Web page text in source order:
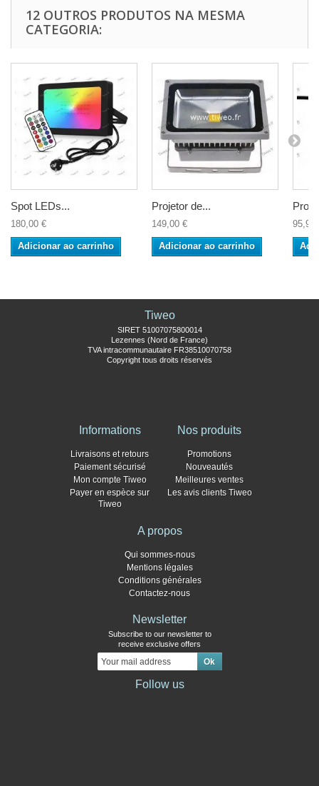
12 OUTROS PRODUTOS NA MESMA
CATEGORIA:
Spot LEDs...
180,00 €
Adicionar ao carrinho
Projetor de...
149,00 €
Adicionar ao carrinho
95,90
Tiweo
SIRET 51007075800014
Lezennes (Nord de France)
TVA intracommunautaire FR38510070758
Copyright tous droits réservés
Informations
Livraisons et retours
Paiement sécurisé
Mon compte Tiweo
Payer en espèce sur
Tiweo
Nos produits
Promotions
Nouveautés
Meilleures ventes
Les avis clients Tiweo
A propos
Qui sommes-nous
Mentions légales
Conditions générales
Contactez-nous
Newsletter
Subscribe to our newsletter to
receive exclusive offers
Follow us